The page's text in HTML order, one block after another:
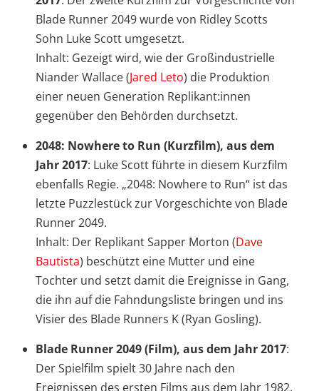
Blade Runner 2049 wurde von Ridley Scotts
Sohn Luke Scott umgesetzt.
Inhalt: Gezeigt wird, wie der Großindustrielle
Niander Wallace (Jared Leto) die Produktion
einer neuen Generation Replikant:innen
gegenüber den Behörden durchsetzt.
2048: Nowhere to Run (Kurzfilm), aus dem
Jahr 2017: Luke Scott führte in diesem Kurzfilm
ebenfalls Regie. „2048: Nowhere to Run“ ist das
letzte Puzzlestück zur Vorgeschichte von Blade
Runner 2049.
Inhalt: Der Replikant Sapper Morton (Dave
Bautista) beschützt eine Mutter und eine
Tochter und setzt damit die Ereignisse in Gang,
die ihn auf die Fahndungsliste bringen und ins
Visier des Blade Runners K (Ryan Gosling).
Blade Runner 2049 (Film), aus dem Jahr 2017:
Der Spielfilm spielt 30 Jahre nach den
Ereignissen des ersten Films aus dem Jahr 1982.